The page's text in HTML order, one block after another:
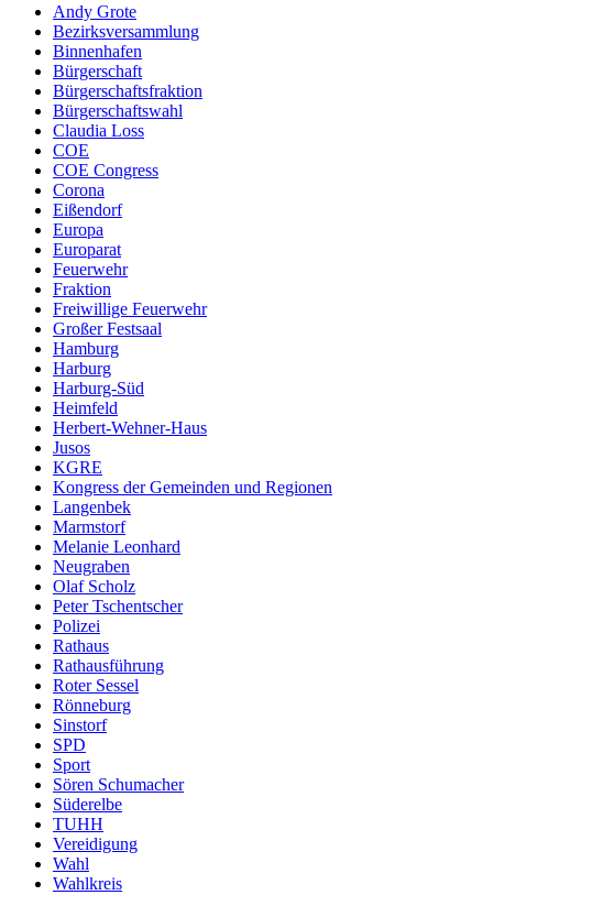
Andy Grote
Bezirksversammlung
Binnenhafen
Bürgerschaft
Bürgerschaftsfraktion
Bürgerschaftswahl
Claudia Loss
COE
COE Congress
Corona
Eißendorf
Europa
Europarat
Feuerwehr
Fraktion
Freiwillige Feuerwehr
Großer Festsaal
Hamburg
Harburg
Harburg-Süd
Heimfeld
Herbert-Wehner-Haus
Jusos
KGRE
Kongress der Gemeinden und Regionen
Langenbek
Marmstorf
Melanie Leonhard
Neugraben
Olaf Scholz
Peter Tschentscher
Polizei
Rathaus
Rathausführung
Roter Sessel
Rönneburg
Sinstorf
SPD
Sport
Sören Schumacher
Süderelbe
TUHH
Vereidigung
Wahl
Wahlkreis